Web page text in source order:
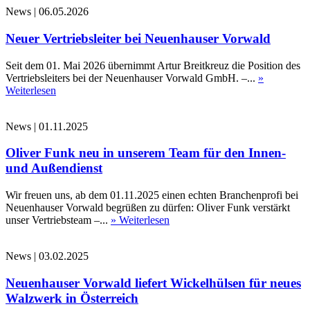
News | 06.05.2026
Neuer Vertriebsleiter bei Neuenhauser Vorwald
Seit dem 01. Mai 2026 übernimmt Artur Breitkreuz die Position des
Vertriebsleiters bei der Neuenhauser Vorwald GmbH. –... »
Weiterlesen
News | 01.11.2025
Oliver Funk neu in unserem Team für den Innen-
und Außendienst
Wir freuen uns, ab dem 01.11.2025 einen echten Branchenprofi bei
Neuenhauser Vorwald begrüßen zu dürfen: Oliver Funk verstärkt
unser Vertriebsteam –... » Weiterlesen
News | 03.02.2025
Neuenhauser Vorwald liefert Wickelhülsen für neues
Walzwerk in Österreich